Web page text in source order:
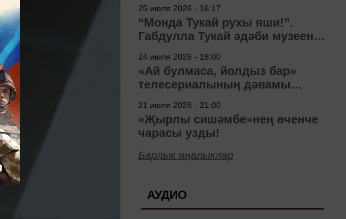
25 июля 2026 - 16:17
“Монда Тукай рухы яши!”.
Габдулла Тукай әдәби музеена
24 июля 2026 - 18:00
«Ай булмаса, йолдыз бар»
телесериалының дәвамы
21 июля 2026 - 21:00
«Җырлы сишәмбе»нең өченче
чарасы узды!
Барлык яңалыклар
АУДИО